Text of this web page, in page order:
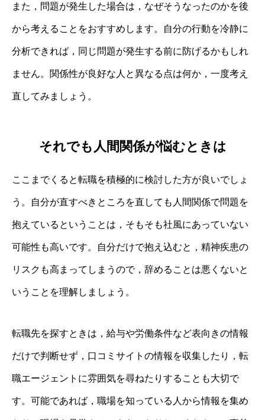
また，問題が発生した場合は，なぜそうなったのかを後
から考えることをおすすめします。自分の行動を冷静に
分析できれば，同じ問題が発生する前に防げるかもしれ
ません。関係性が良好な人と異なる点は何か，一度考え
直してみましょう。
それでも人間関係が悩むときは
ここまでくると転職を積極的に検討した方が良いでしょ
う。自分が直すべきところを直しても人間関係で問題を
抱えているということは，そもそも社風にあっていない
可能性も高いです。自分だけで抱え込むと，精神疾患の
リスクも高まってしまうので，辞めることは悪くないと
いうことを理解しましょう。
転職先を探すときは，給与や労働条件など表向きの情報
だけで判断せず，口コミサイトの情報を収集したり，転
職エージェントに雰囲気を尋ねたりすることも大切で
す。可能であれば，職場を知っている人から情報を集め